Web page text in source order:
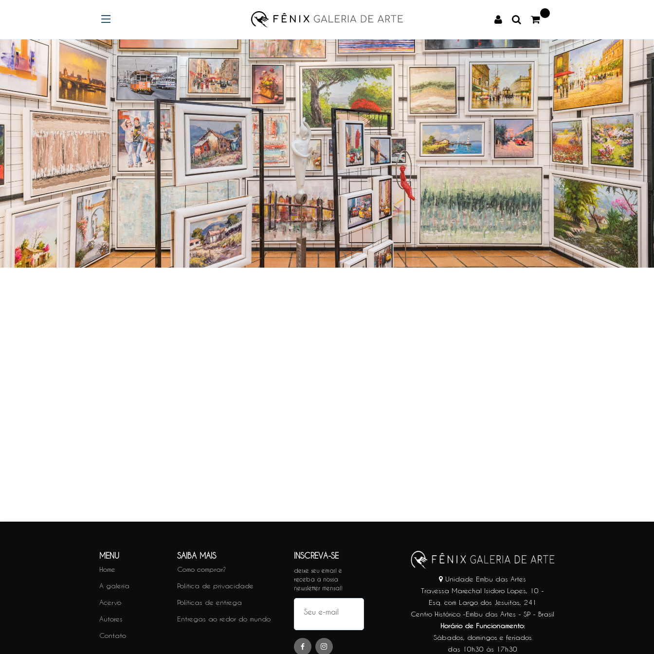
MENU
Home
A galeria
Acervo
Autores
Contato
SAIBA MAIS
Como comprar?
Política de privacidade
Políticas de entrega
Entregas ao redor do mundo
INSCREVA-SE
deixe seu email e
receba a nossa
newsletter mensal!
Unidade Embu das Artes
Travessa Marechal Isidoro Lopes, 10 -
Esq. com Largo dos Jesuítas, 241
Centro Histórico -Embu das Artes - SP - Brasil
Horário de Funcionamento:
Sábados, domingos e feriados
das 10h30 às 17h30